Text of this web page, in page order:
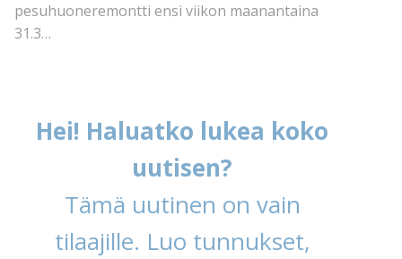
pesuhuoneremontti ensi viikon maanantaina
31.3…
Hei! Haluatko lukea koko
uutisen?
Tämä uutinen on vain
tilaajille. Luo tunnukset,